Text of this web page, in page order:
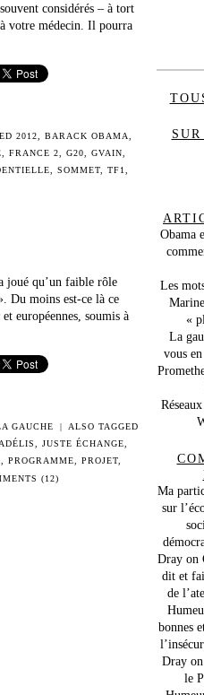
considérés – à tort
votre médecin. Il pourra
2012 BARACK OBAMA
FRANCE 2 G20 GVAIN
SOMMET, TF1
joué qu’un faible rôle
Du moins est-ce là ce
européennes, soumis à
GAUCHE |
ALSO TAGGED
JUSTE ÉCHANGE
PROGRAMME PROJET
(12)
Obama
Les
«
La
vous
Ma
sur
Drayon
dit et
de
bonnes
Dray on
le